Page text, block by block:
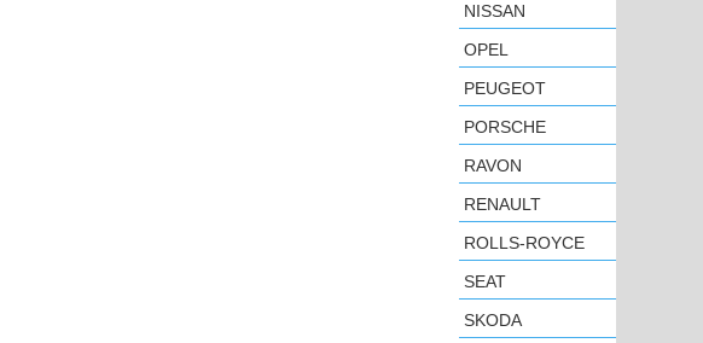
NISSAN
OPEL
PEUGEOT
PORSCHE
RAVON
RENAULT
ROLLS-ROYCE
SEAT
SKODA